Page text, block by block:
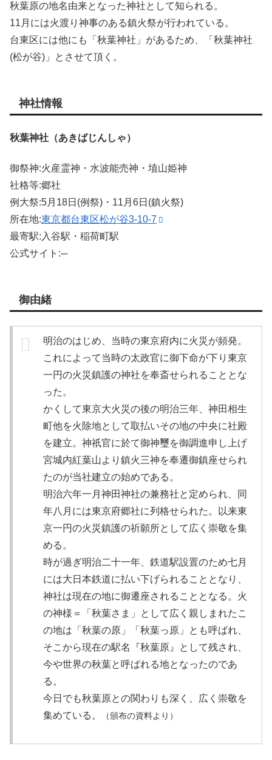
秋葉原の地名由来となった神社として知られる。
11月には火渡り神事のある鎮火祭が行われている。
台東区には他にも「秋葉神社」があるため、「秋葉神社
(松が谷)」とさせて頂く。
神社情報
秋葉神社（あきばじんしゃ）
御祭神:火産霊神・水波能売神・埴山姫神
社格等:郷社
例大祭:5月18日(例祭)・11月6日(鎮火祭)
所在地:東京都台東区松が谷3-10-7
最寄駅:入谷駅・稲荷町駅
公式サイト:─
御由緒
明治のはじめ、当時の東京府内に火災が頻発。
これによって当時の太政官に御下命が下り東京
一円の火災鎮護の神社を奉斎せられることとな
った。
かくして東京大火災の後の明治三年、神田相生
町他を火除地として取払いその地の中央に社殿
を建立。神祇官に於て御神璽を御調進申し上げ
宮城内紅葉山より鎮火三神を奉遷御鎮座せられ
たのが当社建立の始めである。
明治六年一月神田神社の兼務社と定められ、同
年八月には東京府郷社に列格せられた。以来東
京一円の火災鎮護の祈願所として広く崇敬を集
める。
時が過ぎ明治二十一年、鉄道駅設置のため七月
には大日本鉄道に払い下げられることとなり、
神社は現在の地に御遷座されることとなる。火
の神様＝「秋葉さま」として広く親しまれたこ
の地は「秋葉の原」「秋葉っ原」とも呼ばれ、
そこから現在の駅名『秋葉原』として残され、
今や世界の秋葉と呼ばれる地となったのであ
る。
今日でも秋葉原との関わりも深く、広く崇敬を
集めている。
（頒布の資料より）